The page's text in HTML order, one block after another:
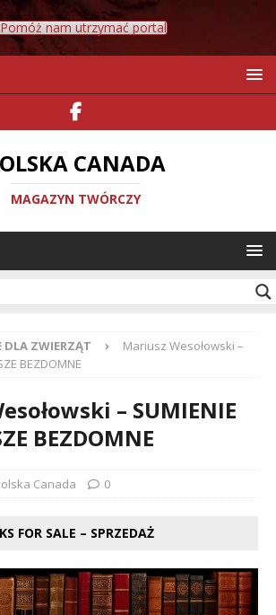
Pomóż nam utrzymać portal
CANADA
MAGAZYN TWÓRCZY
DLA ZWIERZĄT
Mariusz Wesołowski –
BEZDOMNE
– SUMIENIE
BEZDOMNE
Canada 0
FOR SALE – SPRZEDAŻ